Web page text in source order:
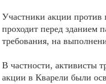
Участники акции против
проходит перед зданием
требования, на
В частности, активисты
акции в Кварели были